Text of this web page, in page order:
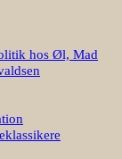
hos Øl, Mad